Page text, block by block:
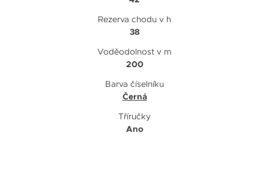
Rezerva chodu v h
38
Voděodolnost v m
200
Barva číselníku
Černá
Tříručky
Ano